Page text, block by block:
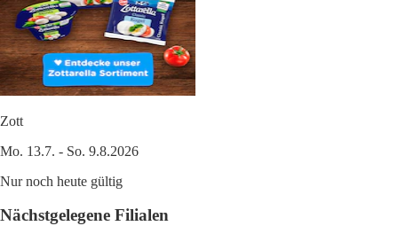
Zott
Mo. 13.7. - So. 9.8.2026
Nur noch heute gültig
Nächstgelegene Filialen